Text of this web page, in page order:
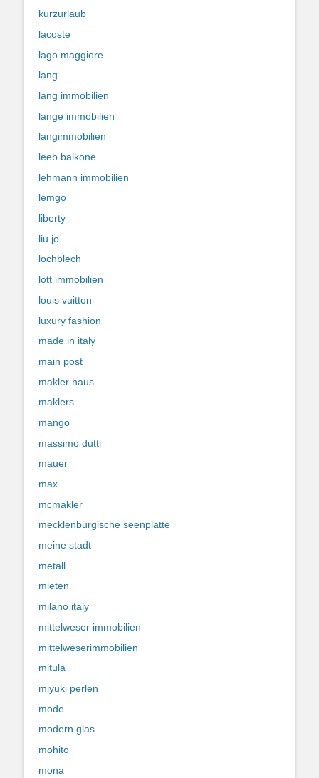
kurzurlaub
lacoste
lago maggiore
lang
lang immobilien
lange immobilien
langimmobilien
leeb balkone
lehmann immobilien
lemgo
liberty
liu jo
lochblech
lott immobilien
louis vuitton
luxury fashion
made in italy
main post
makler haus
maklers
mango
massimo dutti
mauer
max
mcmakler
mecklenburgische seenplatte
meine stadt
metall
mieten
milano italy
mittelweser immobilien
mittelweserimmobilien
mitula
miyuki perlen
mode
modern glas
mohito
mona